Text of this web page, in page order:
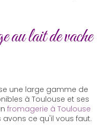
lait de vache
une large gamme de
à Toulouse et ses
fromagerie à Toulouse
avons ce qu'il vous faut.